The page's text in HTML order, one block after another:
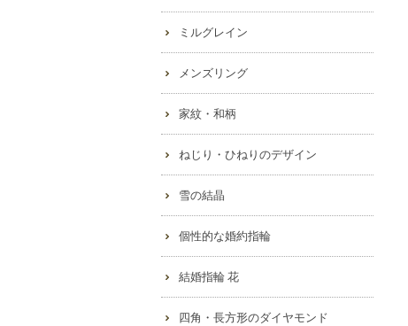
ミルグレイン
メンズリング
家紋・和柄
ねじり・ひねりのデザイン
雪の結晶
個性的な婚約指輪
結婚指輪 花
四角・長方形のダイヤモンド